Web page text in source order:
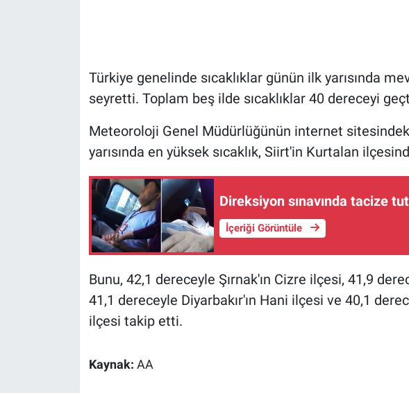
Türkiye genelinde sıcaklıklar günün ilk yarısında
seyretti. Toplam beş ilde sıcaklıklar 40 dereceyi
Meteoroloji Genel Müdürlüğünün internet
yarısında en yüksek sıcaklık, Siirt'in Kurtalan
Direksiyon sınavında tacize
İçeriği Görüntüle
Bunu, 42,1 dereceyle Şırnak'ın Cizre ilçesi, 41,9
41,1 dereceyle Diyarbakır'ın Hani ilçesi ve 40,1
ilçesi takip etti.
Kaynak: AA
Koronavirüs
Kültür Sanat
Ne demişti